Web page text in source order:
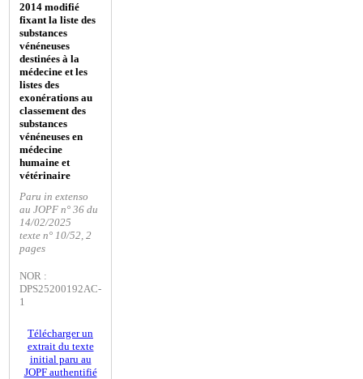
2014 modifié
fixant la liste des
substances
vénéneuses
destinées à la
médecine et les
listes des
exonérations au
classement des
substances
vénéneuses en
médecine
humaine et
vétérinaire
Paru in extenso
au JOPF n° 36 du
14/02/2025
texte n° 10/52, 2
pages
NOR :
DPS25200192AC-
1
Télécharger un
extrait du texte
initial paru au
JOPF authentifié